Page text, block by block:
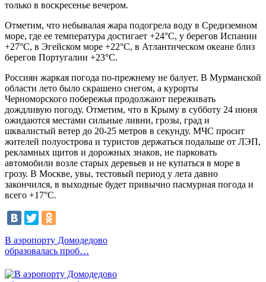
только в воскресенье вечером.
Отметим, что небывалая жара подогрела воду в Средиземном
море, где ее температура достигает +24°С, у берегов Испании
+27°С, в Эгейском море +22°С, в Атлантическом океане близ
берегов Португалии +23°С.
Россиян жаркая погода по-прежнему не балует. В Мурманской
области лето было скрашено снегом, а курорты
Черноморского побережья продолжают переживать
дождливую погоду. Отметим, что в Крыму в субботу 24 июня
ожидаются местами сильные ливни, грозы, град и
шквалистый ветер до 20-25 метров в секунду. МЧС просит
жителей полуострова и туристов держаться подальше от ЛЭП,
рекламных щитов и дорожных знаков, не парковать
автомобили возле старых деревьев и не купаться в море в
грозу. В Москве, увы, тестовый период у лета давно
закончился, в выходные будет привычно пасмурная погода и
всего +17°С.
В аэропорту Домодедово
образовалась проб…